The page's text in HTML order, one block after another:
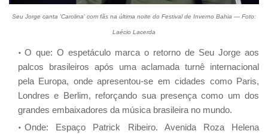
Seu Jorge canta 'Carolina' com fãs na última noite do Festival de Inverno Bahia — Foto:
Laécio Lacerda
O que: O espetáculo marca o retorno de Seu Jorge aos
palcos brasileiros após uma aclamada turnê internacional
pela Europa, onde apresentou-se em cidades como Paris,
Londres e Berlim, reforçando sua presença como um dos
grandes embaixadores da música brasileira no mundo.
Onde: Espaço Patrick Ribeiro. Avenida Roza Helena